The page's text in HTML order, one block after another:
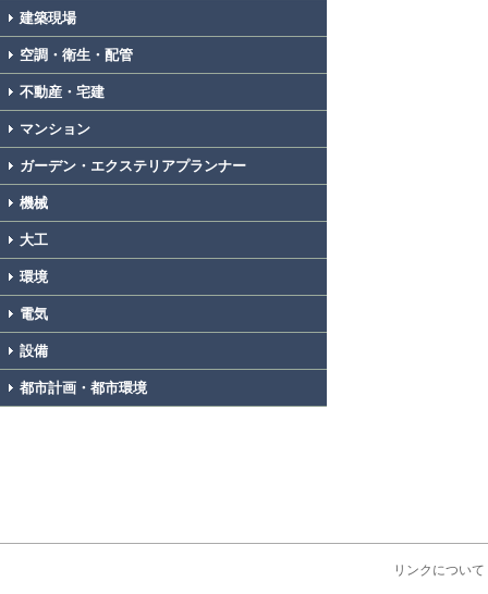
建築現場
空調・衛生・配管
不動産・宅建
マンション
ガーデン・エクステリアプランナー
機械
大工
環境
電気
設備
都市計画・都市環境
リンクについて